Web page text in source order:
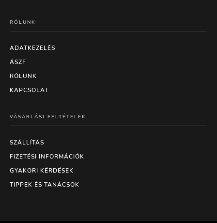
RÓLUNK
ADATKEZELÉS
ÁSZF
RÓLUNK
KAPCSOLAT
VÁSÁRLÁSI FELTÉTELEK
SZÁLLÍTÁS
FIZETÉSI INFORMÁCIÓK
GYAKORI KÉRDÉSEK
TIPPEK ÉS TANÁCSOK